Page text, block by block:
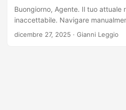
operativa primaria, la shell,
Buongiorno, Agente. Il tuo attuale
inaccettabile. Navigare
responsabilità tattica che brucia
dicembre 27, 2025 · Gianni Leggio